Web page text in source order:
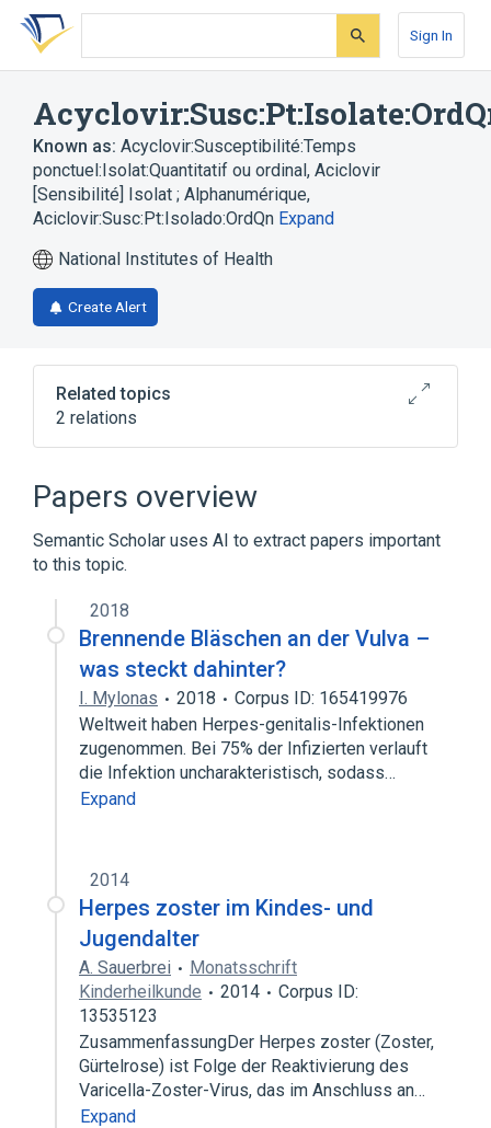
Skip
search
Skip
Skip
account
Sign In
Known as: Acyclovir:Susceptibilité:Temps
ponctuel:Isolat:Quantitatif ou ordinal, Aciclovir
[Sensibilité] Isolat ; Alphanumérique,
Aciclovir:Susc:Pt:Isolado:OrdQn Expand
National Institutes of Health
Create Alert
Related topics
2 relations
Acyclovir
Isolate - microorganism
Papers overview
Semantic Scholar uses AI to extract papers important
to this topic.
2018
Brennende Bläschen an der Vulva –
was steckt dahinter?
I. Mylonas 2018
Corpus ID: 165419976
Weltweit haben Herpes-genitalis-Infektionen
zugenommen. Bei 75% der Infizierten verlauft
die Infektion uncharakteristisch, sodass…
Expand
2014
Herpes zoster im Kindes- und
Jugendalter
A. Sauerbrei
Monatsschrift
Kinderheilkunde
2014
Corpus ID:
13535123
ZusammenfassungDer Herpes zoster (Zoster,
Gürtelrose) ist Folge der Reaktivierung des
Varicella-Zoster-Virus, das im Anschluss an…
Expand